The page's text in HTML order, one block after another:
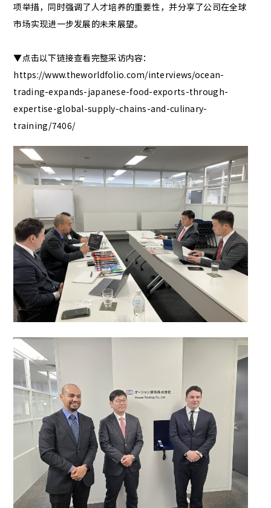
海洋贸易照片墙
公众号
蓝莓照片墙
公众号 Instagram
项举措，同时强调了人才培养的重要性，并分享了公司在全球
市场实现进一步发展的未来展望。
▼点击以下链接查看完整采访内容：
https://www.theworldfolio.com/interviews/ocean-
trading-expands-japanese-food-exports-through-
expertise-global-supply-chains-and-culinary-
training/7406/